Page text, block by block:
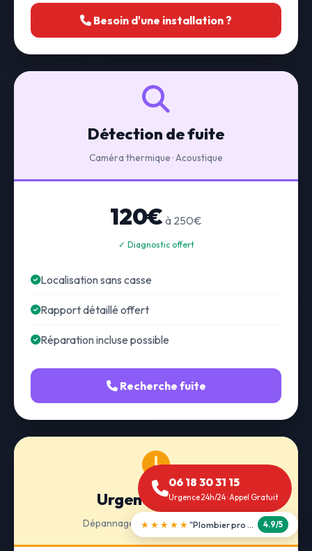
Besoin d'une installation ?
Détection de fuite
Caméra thermique · Acoustique
120€ à 250€
✓ Diagnostic offert
Localisation sans casse
Rapport détaillé offert
Réparation incluse possible
Recherche fuite
Urgence 24h/24
Dépannage · Intervention express
06 18 30 31 15
Urgence 24h/24 · Appel Gratuit
★★★★★ "Débouchage WC en 30 min" 5.0/5